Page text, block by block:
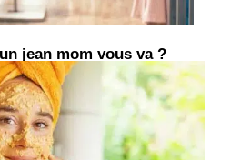
jean mom vous va ?